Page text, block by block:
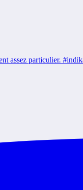
assez particulier.